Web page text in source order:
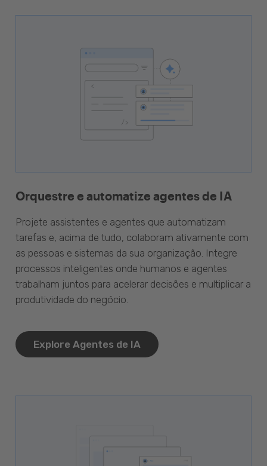
Orquestre e automatize agentes de IA
Projete assistentes e agentes que automatizam
tarefas e, acima de tudo, colaboram ativamente com
as pessoas e sistemas da sua organização. Integre
processos inteligentes onde humanos e agentes
trabalham juntos para acelerar decisões e multiplicar a
produtividade do negócio.
Explore Agentes de IA